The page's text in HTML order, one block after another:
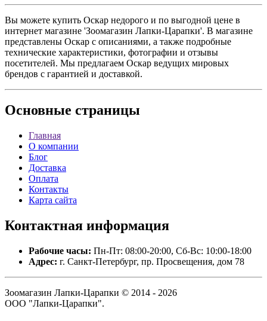
Вы можете купить Оскар недорого и по выгодной цене в
интернет магазине 'Зоомагазин Лапки-Царапки'. В магазине
представлены Оскар с описаниями, а также подробные
технические характеристики, фотографии и отзывы
посетителей. Мы предлагаем Оскар ведущих мировых
брендов с гарантией и доставкой.
Основные страницы
Главная
О компании
Блог
Доставка
Оплата
Контакты
Карта сайта
Контактная информация
Рабочие часы: Пн-Пт: 08:00-20:00, Сб-Вс: 10:00-18:00
Адрес: г. Санкт-Петербург, пр. Просвещения, дом 78
Зоомагазин Лапки-Царапки © 2014 - 2026
ООО "Лапки-Царапки".